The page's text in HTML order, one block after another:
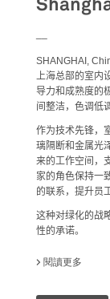
SHANGHAI,
上海总部的室
导力和成熟度的
间整洁，色调低
作为技术先锋，
璃隔断和金属光
来的工作空间，
家的角色保持一
的联系，提升员
这种对绿化的战
性的承诺。
閱讀更多